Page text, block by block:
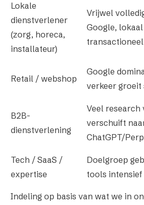
Lokale
dienstverlener
(zorg, horeca,
installateur)
Vrijwel
Google,
transactioneel
Retail / webshop
Google
verkeer groeit
B2B-
dienstverlening
Veel research
verschuift
ChatGPT/
Tech / SaaS /
expertise
Doelgroep
tools intensief
Indeling op basis van wat we in